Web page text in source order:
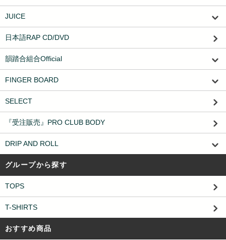
JUICE
日本語RAP CD/DVD
韻踏合組合Official
FINGER BOARD
SELECT
『受注販売』PRO CLUB BODY
DRIP AND ROLL
グループから探す
TOPS
T-SHIRTS
おすすめ商品